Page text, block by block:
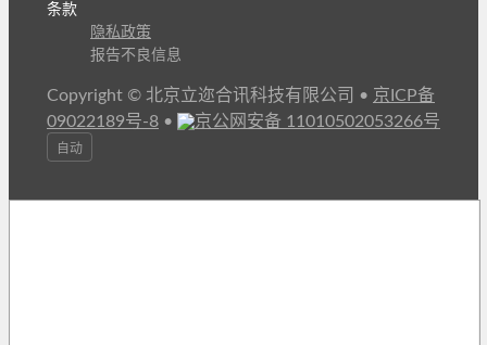
条款
隐私政策
报告不良信息
Copyright © 北京立迩合讯科技有限公司 • 京ICP备
09022189号-8 • 京公网安备 11010502053266号
自动